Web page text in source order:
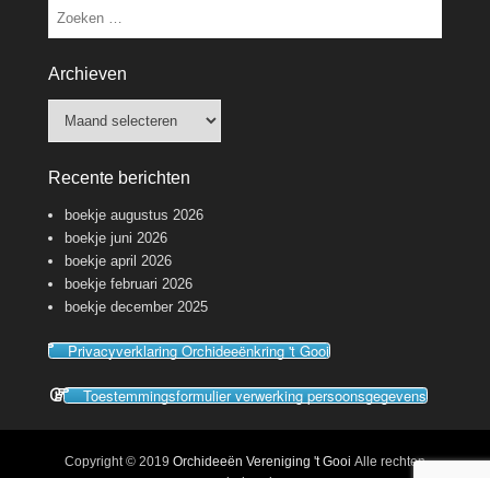
Zoeken
Archieven
Recente berichten
boekje augustus 2026
boekje juni 2026
boekje april 2026
boekje februari 2026
boekje december 2025
Privacyverklaring Orchideeënkring 't Gooi
Toestemmingsformulier verwerking persoonsgegevens
Copyright © 2019 Orchideeën Vereniging 't Gooi Alle rechten